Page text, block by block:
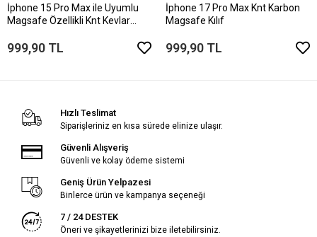
İphone 15 Pro Max ile Uyumlu
Magsafe Özellikli Knt Kevlar
999,90 TL
İphone 17 Pro Max Knt Karbon
Magsafe Kılıf
999,90 TL
Hızlı Teslimat
Siparişleriniz en kısa sürede elinize ulaşır.
Güvenli Alışveriş
Güvenli ve kolay ödeme sistemi
Geniş Ürün Yelpazesi
Binlerce ürün ve kampanya seçeneği
7 / 24 DESTEK
Öneri ve şikayetlerinizi bize iletebilirsiniz.